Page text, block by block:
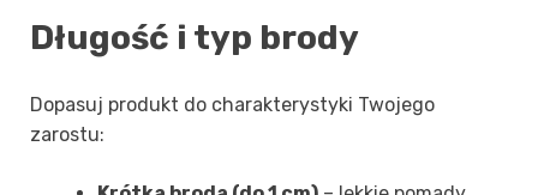
Długość i typ brody
Dopasuj produkt do charakterystyki Twojego
zarostu: